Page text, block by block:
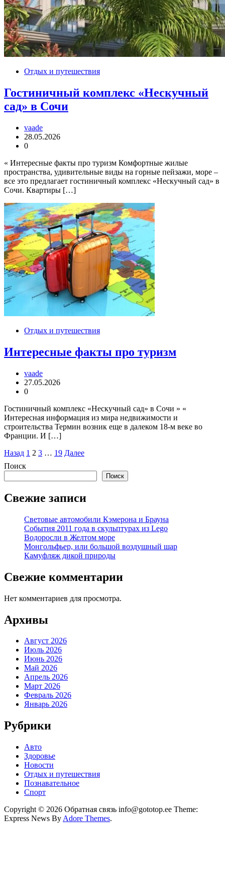
Отдых и путешествия
Гостиничный комплекс «Нескучный
сад» в Сочи
vaade
28.05.2026
0
« Интересные факты про туризм Комфортные жилые
пространства, удивительные виды на горные пейзажи, море –
все это предлагает гостиничный комплекс «Нескучный сад» в
Сочи. Квартиры […]
Отдых и путешествия
Интересные факты про туризм
vaade
27.05.2026
0
Гостиничный комплекс «Нескучный сад» в Сочи » «
Интересная информация из мира недвижимости и
строительства Термин возник еще в далеком 18-м веке во
Франции. И […]
Пагинация
записей
Назад 1 2 3 … 19 Далее
Поиск
Поиск
Свежие записи
Световые автомобили Кэмерона и Брауна
События 2011 года в скульптурах из Lego
Водоросли в Желтом море
Монгольфьер, или большой воздушный шар
Камуфляж дикой природы
Свежие комментарии
Нет комментариев для просмотра.
Архивы
Август 2026
Июль 2026
Июнь 2026
Май 2026
Апрель 2026
Март 2026
Февраль 2026
Январь 2026
Рубрики
Авто
Здоровье
Новости
Отдых и путешествия
Познавательное
Спорт
Copyright © 2026 Обратная связь info@gototop.ee Theme:
Express News By Adore Themes.